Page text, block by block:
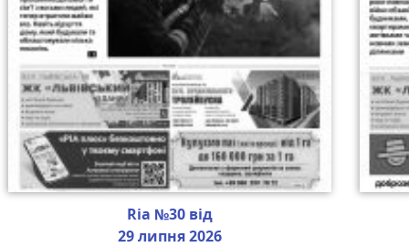
Ria №30 від
29 липня 2026